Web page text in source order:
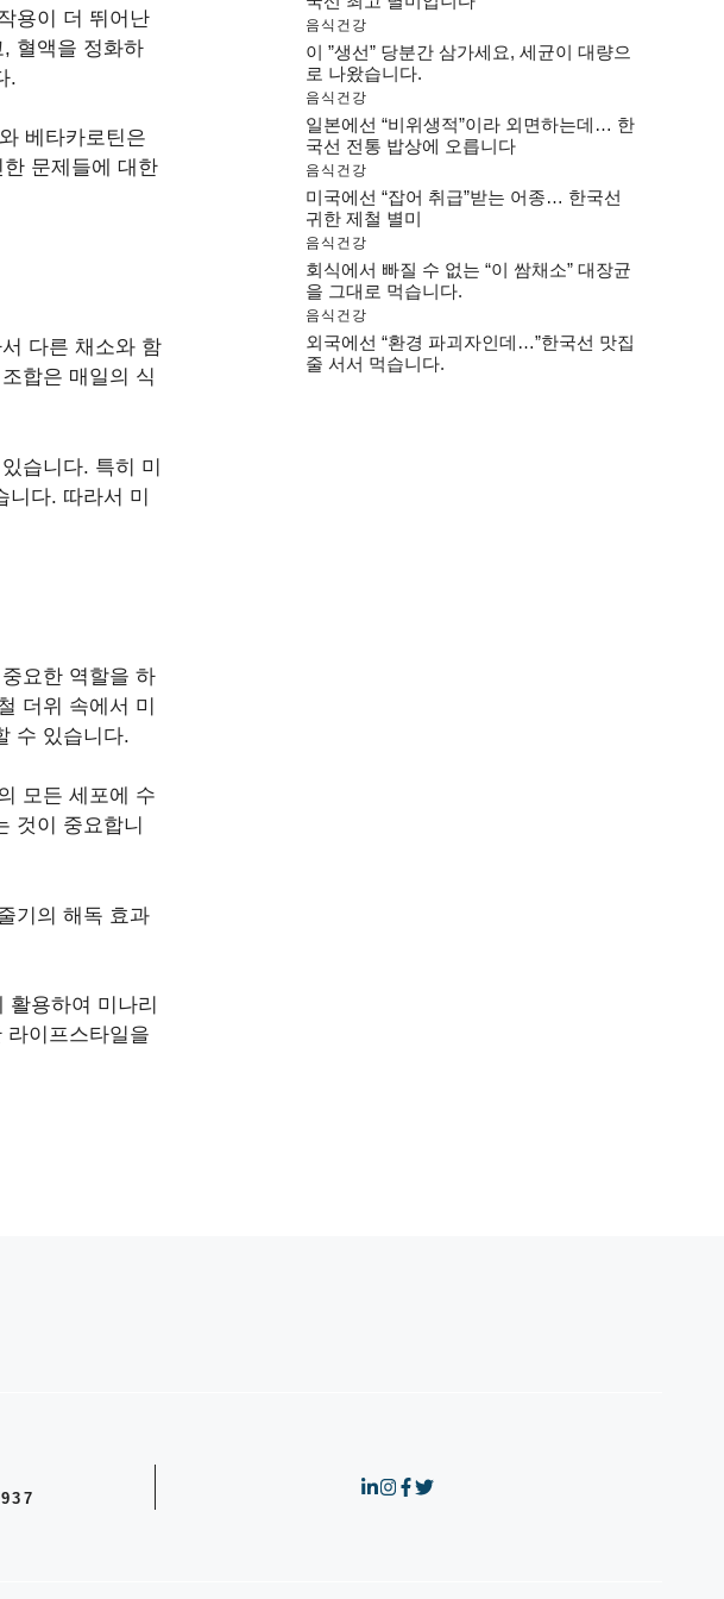
용이 더 뛰어난
혈액을 정화하
.
베타카로틴은
문제들에 대한
다른 채소와 함
합은 매일의 식
습니다. 특히 미
니다. 따라서 미
요한 역할을 하
더위 속에서 미
수 있습니다.
모든 세포에 수
것이 중요합니
기의 해독 효과
활용하여 미나리
이프스타일을
음식건강
이 ”생선” 당분간 삼가세요, 세균이 대량으
로 나왔습니다.
음식건강
일본에선 “비위생적”이라 외면하는데… 한
국선 전통 밥상에 오릅니다
음식건강
미국에선 “잡어 취급”받는 어종… 한국선
귀한 제철 별미
음식건강
회식에서 빠질 수 없는 “이 쌈채소” 대장균
을 그대로 먹습니다.
음식건강
외국에선 “환경 파괴자인데…”한국선 맛집
줄 서서 먹습니다.